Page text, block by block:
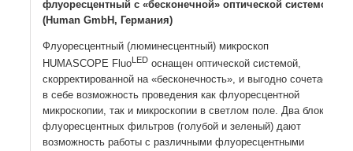
флуоресцентный с «бесконечной» оптической системой
(Human GmbH, Германия)
Флуоресцентный (люминесцентный) микроскоп
HUMASCOPE FluoLEDоснащен оптической системой,
скорректированной на «бесконечность», и выгодно сочетает
в себе возможность проведения как флуоресцентной
микроскопии, так и микроскопии в светлом поле. Два блока
флуоресцентных фильтров (голубой и зеленый) дают
возможность работы с различными флуоресцентными